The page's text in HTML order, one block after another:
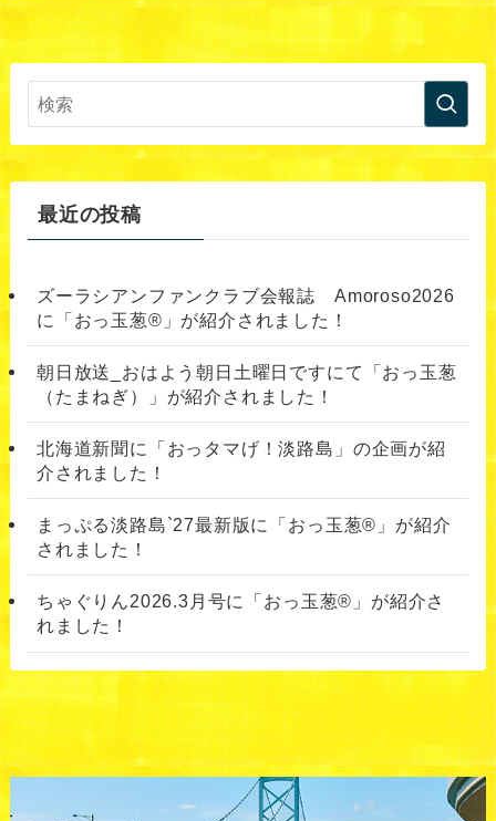
最近の投稿
ズーラシアンファンクラブ会報誌 Amoroso2026
に「おっ玉葱®︎」が紹介されました！
朝日放送_おはよう朝日土曜日ですにて「おっ玉葱
（たまねぎ）」が紹介されました！
北海道新聞に「おっタマげ！淡路島」の企画が紹
介されました！
まっぷる淡路島`27最新版に「おっ玉葱®」が紹介
されました！
ちゃぐりん2026.3月号に「おっ玉葱®」が紹介さ
れました！